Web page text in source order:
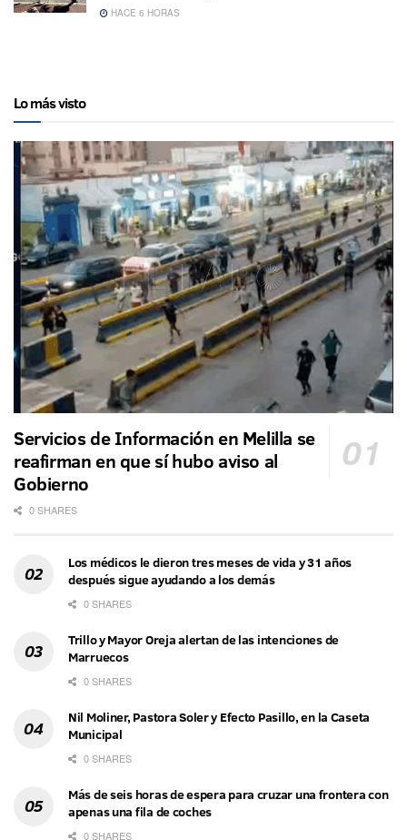
HACE 6 HORAS
Lo más visto
Servicios de Información en Melilla se
reafirman en que sí hubo aviso al
Gobierno
0 SHARES
Los médicos le dieron tres meses de vida y 31 años
después sigue ayudando a los demás
0 SHARES
Trillo y Mayor Oreja alertan de las intenciones de
Marruecos
0 SHARES
Nil Moliner, Pastora Soler y Efecto Pasillo, en la Caseta
Municipal
0 SHARES
Más de seis horas de espera para cruzar una frontera con
apenas una fila de coches
0 SHARES